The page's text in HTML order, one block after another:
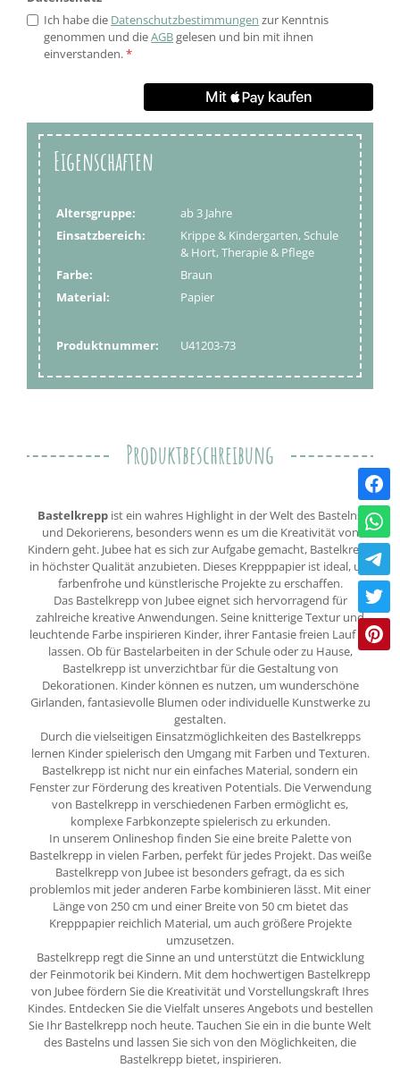
Ich habe die Datenschutzbestimmungen zur Kenntnis
genommen und dieAGBgelesen und bin mit ihnen
einverstanden.*
Eigenschaften
Altersgruppe:
ab 3 Jahre
Einsatzbereich:
Krippe & Kindergarten, Schule
& Hort, Therapie & Pflege
Farbe:
Braun
Material:
Papier
Produktnummer: U41203-73
Produktbeschreibung
Bastelkrepp ist ein wahres Highlight in der Welt des Bastelns
und Dekorierens, besonders wenn es um die Kreativität von
Kindern geht. Jubee hat es sich zur Aufgabe gemacht, Bastelkrepp
in höchster Qualität anzubieten. Dieses Krepppapier ist ideal, um
farbenfrohe und künstlerische Projekte zu erschaffen.
Das Bastelkrepp von Jubee eignet sich hervorragend für
zahlreiche kreative Anwendungen. Seine knitterige Textur und
leuchtende Farbe inspirieren Kinder, ihrer Fantasie freien Lauf zu
lassen. Ob für Bastelarbeiten in der Schule oder zu Hause,
Bastelkrepp ist unverzichtbar für die Gestaltung von
Dekorationen. Kinder können es nutzen, um wunderschöne
Girlanden, fantasievolle Blumen oder individuelle Kunstwerke zu
gestalten.
Durch die vielseitigen Einsatzmöglichkeiten des Bastelkrepps
lernen Kinder spielerisch den Umgang mit Farben und Texturen.
Bastelkrepp ist nicht nur ein einfaches Material, sondern ein
Fenster zur Förderung des kreativen Potentials. Die Verwendung
von Bastelkrepp in verschiedenen Farben ermöglicht es,
komplexe Farbkonzepte spielerisch zu erkunden.
In unserem Onlineshop finden Sie eine breite Palette von
Bastelkrepp in vielen Farben, perfekt für jedes Projekt. Das weiße
Bastelkrepp von Jubee ist besonders gefragt, da es sich
problemlos mit jeder anderen Farbe kombinieren lässt. Mit einer
Länge von 250 cm und einer Breite von 50 cm bietet das
Krepppapier reichlich Material, um auch größere Projekte
umzusetzen.
Bastelkrepp regt die Sinne an und unterstützt die Entwicklung
der Feinmotorik bei Kindern. Mit dem hochwertigen Bastelkrepp
von Jubee fördern Sie die Kreativität und Vorstellungskraft Ihres
Kindes. Entdecken Sie die Vielfalt unseres Angebots und bestellen
Sie Ihr Bastelkrepp noch heute. Tauchen Sie ein in die bunte Welt
des Bastelns und lassen Sie sich von den Möglichkeiten, die
Bastelkrepp bietet, inspirieren.